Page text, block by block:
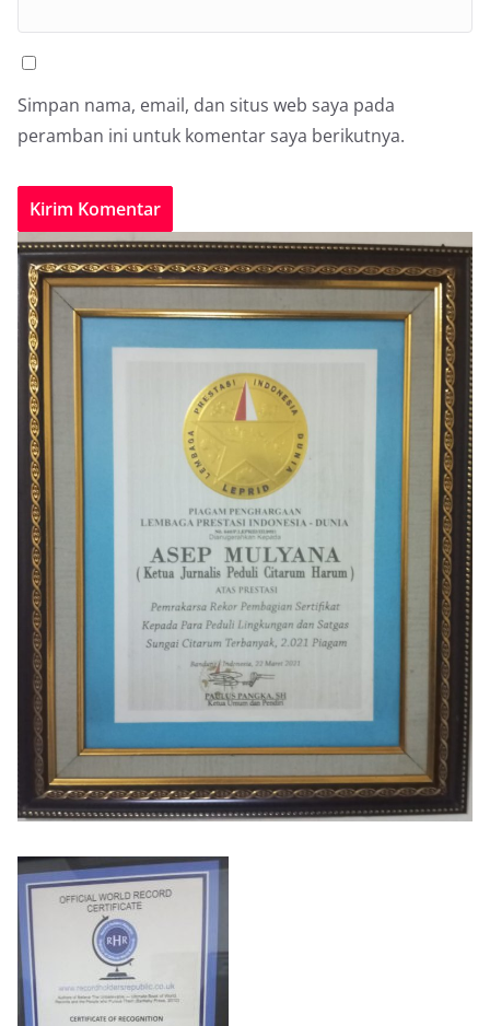
Simpan nama, email, dan situs web saya pada
peramban ini untuk komentar saya berikutnya.